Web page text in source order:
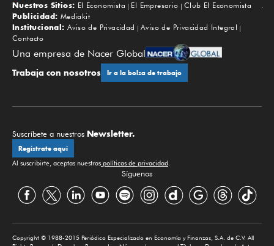
Subir
Nuestros Sitios: El Economista El Empresario
Club El Economista
Publicidad: Mediakit
Institucional: Aviso de Privacidad
Aviso de Privacidad Integral
Contacto
Una empresa de Nacer Global
Trabaja con nosotros Ir a la bolsa de trabajo
Suscríbete a nuestros Newsletter.
Regístrate aquí
Al suscribirte, aceptas nuestras políticas de privacidad
Síguenos
Copyright © 1988-2015 Periódico Especializado en Economía y Finanzas, S.A. de C.V. All